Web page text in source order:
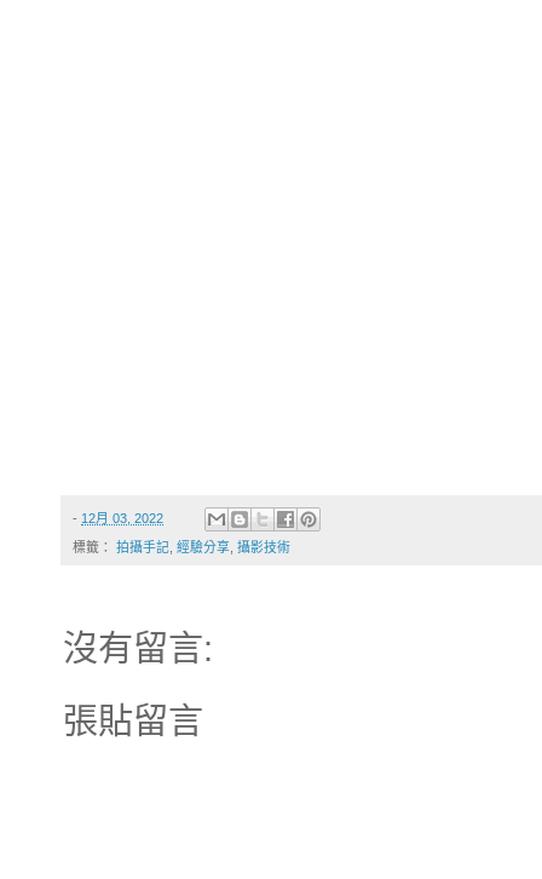
- 12月 03, 2022
標籤： 拍攝手記 經驗分享 攝影技術
沒有留言:
張貼留言